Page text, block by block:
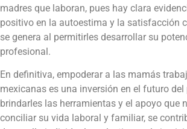
madres que laboran, pues hay clara
positivo en la autoestima y la satisfacción
se genera al permitirles desarrollar su
profesional.
En definitiva, empoderar a las mamás
mexicanas es una inversión en el futuro del
brindarles las herramientas y el apoyo que
conciliar su vida laboral y familiar, se